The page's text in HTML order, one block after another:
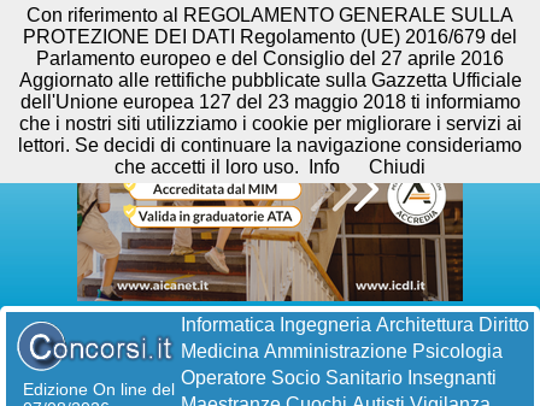
Edizione On line del
Informatica Ingegneria Architettura Diritto
Medicina Amministrazione Psicologia
Operatore Socio Sanitario Insegnanti
Con riferimento al REGOLAMENTO GENERALE SULLA
PROTEZIONE DEI DATI Regolamento (UE) 2016/679 del
Parlamento europeo e del Consiglio del 27 aprile 2016
Aggiornato alle rettifiche pubblicate sulla Gazzetta Ufficiale
dell'Unione europea 127 del 23 maggio 2018 ti informiamo
che i nostri siti utilizziamo i cookie per migliorare i servizi ai
lettori. Se decidi di continuare la navigazione consideriamo
che accetti il loro uso.
Info Chiudi